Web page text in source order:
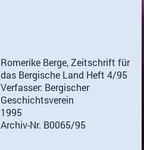
Romerike Berge, Zeitschrift für
das Bergische Land Heft 4/95
Verfasser: Bergischer
Geschichtsverein
1995
Archiv-Nr. B0065/95